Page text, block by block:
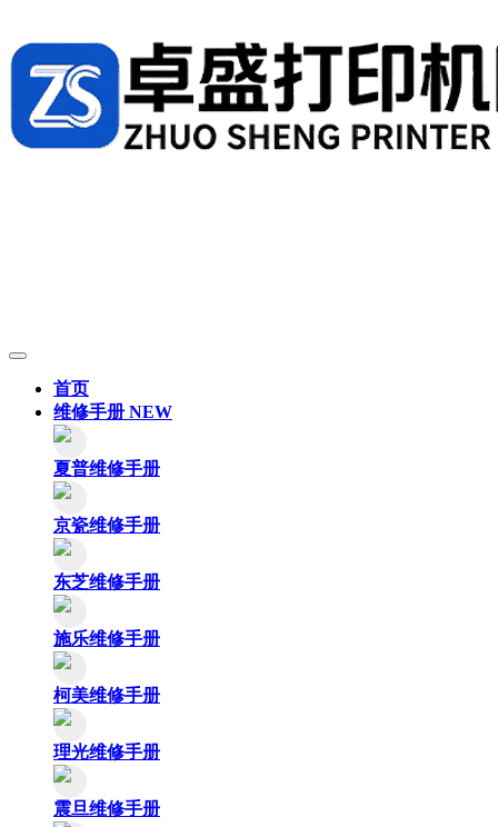
首页
维修手册 NEW
夏普维修手册
京瓷维修手册
东芝维修手册
施乐维修手册
柯美维修手册
理光维修手册
震旦维修手册